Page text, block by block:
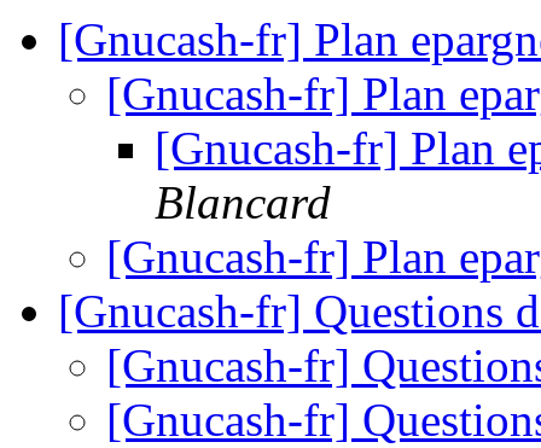
[Gnucash-fr] Plan
[Gnucash-fr] Plan
[Gnucash-fr] Plan
Blancard
[Gnucash-fr] Plan
[Gnucash-fr] Questions
[Gnucash-fr]
[Gnucash-fr]